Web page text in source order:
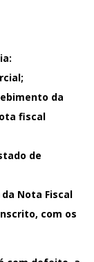
da
fiscal
de
Nota Fiscal
com os